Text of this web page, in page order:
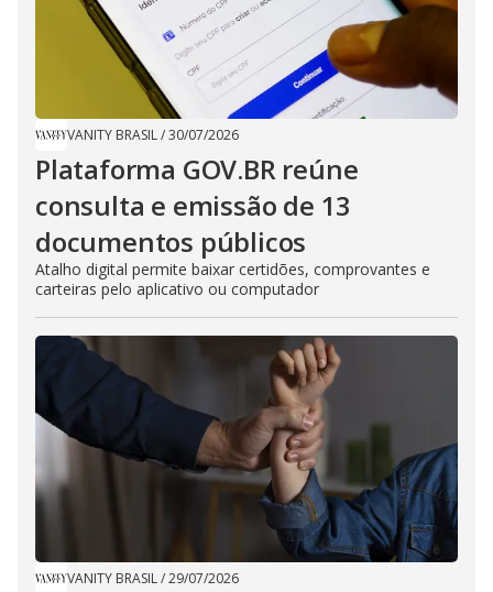
VANITY BRASIL/30/07/2026
Plataforma GOV.BR reúne
consulta e emissão de 13
documentos públicos
Atalho digital permite baixar certidões, comprovantes e
carteiras pelo aplicativo ou computador
VANITY BRASIL/29/07/2026